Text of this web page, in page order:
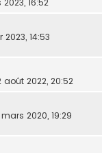
16:52
2023, 14:53
août 2022, 20:52
2020, 19:29